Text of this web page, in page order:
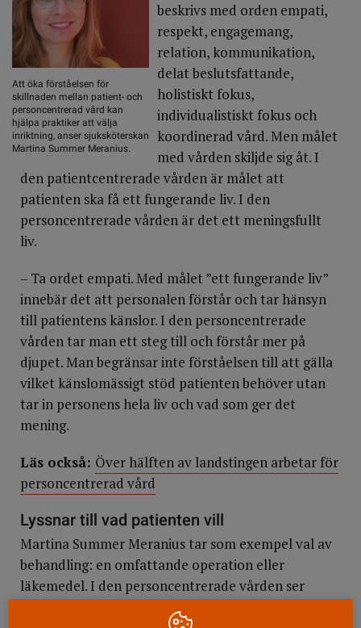
Att öka förståelsen för
skillnaden mellan patient- och
personcentrerad vård kan
hjälpa praktiker att välja
inriktning, anser sjuksköterskan
Martina Summer Meranius.
beskrivs med orden empati,
respekt, engagemang,
relation, kommunikation,
delat beslutsfattande,
holistiskt fokus,
individualistiskt fokus och
koordinerad vård. Men målet
med vården skiljde sig åt. I
den patientcentrerade vården är målet att
patienten ska få ett fungerande liv. I den
personcentrerade vården är det ett meningsfullt
liv.
– Ta ordet empati. Med målet ”ett fungerande liv”
innebär det att personalen förstår och tar hänsyn
till patientens känslor. I den personcentrerade
vården tar man ett steg till och förstår mer på
djupet. Man begränsar inte förståelsen till att gälla
vilket känslomässigt stöd patienten behöver utan
tar in personens hela liv och vad som ger det
mening.
Läs också: Över hälften av landstingen arbetar för
personcentrerad vård
Lyssnar till vad patienten vill
Martina Summer Meranius tar som exempel val av
behandling: en omfattande operation eller
läkemedel. I den personcentrerade vården ser
man personens hela livssituationen och tar sedan